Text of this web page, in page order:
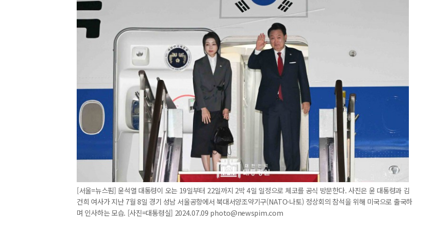
[서울=뉴스핌] 윤석열 대통령이 오는 19일부터 22일까지 2박 4일 일정으로 체코를 공식 방문한다. 사진은 윤 대통령과 김
건희 여사가 지난 7월 8일 경기 성남 서울공항에서 북대서양조약기구(NATO·나토) 정상회의 참석을 위해 미국으로 출국하
며 인사하는 모습. [사진=대통령실] 2024.07.09 photo@newspim.com